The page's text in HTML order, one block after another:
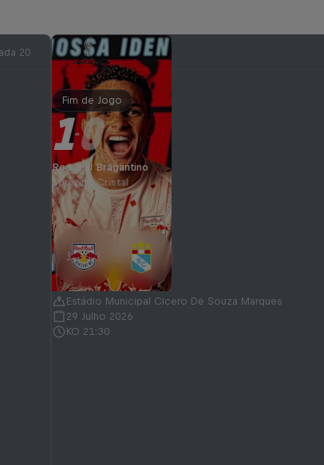
20
Fim de Jogo
1-0
Red Bull Bragantino
Sporting Cristal
Estádio Municipal Cicero De Souza Marques
29 Julho 2026
KO 21:30